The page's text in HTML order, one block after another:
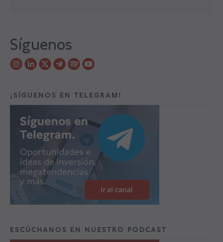
Síguenos
¡SÍGUENOS EN TELEGRAM!
ESCÚCHANOS EN NUESTRO PODCAST